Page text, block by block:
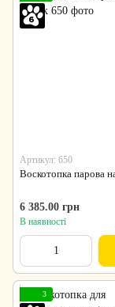
Артикул: 650
Воскотопка парова
6 385.00 грн
В наявності
3